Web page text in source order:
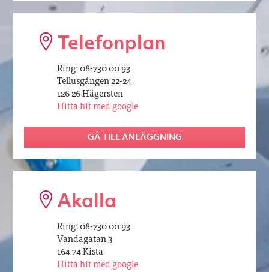
Telefonplan
Ring: 08-730 00 93
Tellusgången 22-24
126 26 Hägersten
Hitta hit med google
GÅ TILL ANLÄGGNING
Akalla
Ring: 08-730 00 93
Vandagatan 3
164 74 Kista
Hitta hit med google